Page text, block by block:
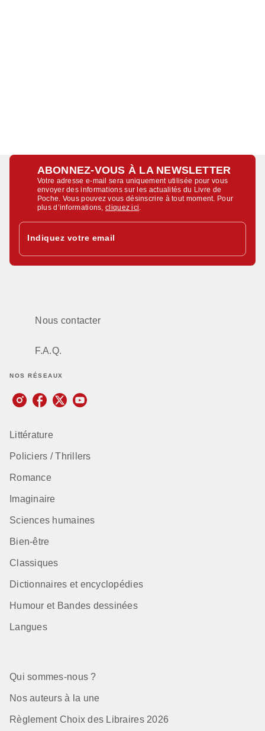
ABONNEZ-VOUS À LA NEWSLETTER
Votre adresse e-mail sera uniquement utilisée pour vous
envoyer des informations sur les actualités du Livre de
Poche. Vous pouvez vous désinscrire à tout moment. Pour
plus d’informations,cliquez ici.
Indiquez votre email
Nous contacter
F.A.Q.
NOS RÉSEAUX
Littérature
Policiers / Thrillers
Romance
Imaginaire
Sciences humaines
Bien-être
Classiques
Dictionnaires et encyclopédies
Humour et Bandes dessinées
Langues
Qui sommes-nous ?
Nos auteurs à la une
Règlement Choix des Libraires 2026